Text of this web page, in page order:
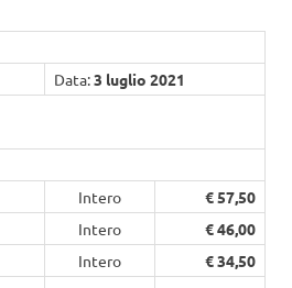
Data:3 luglio 2021
Intero
€ 57,50
Intero
€ 46,00
Intero
€ 34,50